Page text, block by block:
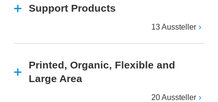
Support Products
13 Aussteller
Printed, Organic, Flexible and
Large Area
20 Aussteller